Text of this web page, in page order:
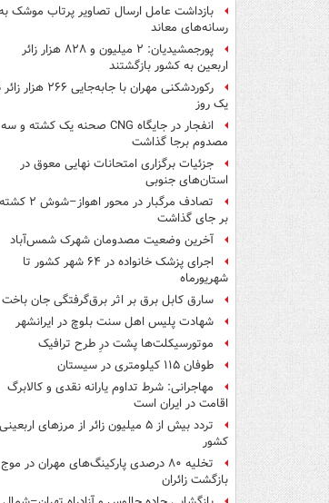
بازداشت عامل ارسال تصاویر پرتاب موشک
رسانه‌های معاند
پورجمشیدیان: ۲ میلیون و ۸۲۸ هزار زائر
اربعین به کشور بازگشتند
رکوردشکنی مهران با جابه‌جایی ۲۶۶
یک روز
انفجار در جایگاه CNG صحنه یک کشته و سه
مصدوم برجا گذاشت
جزئیات برگزاری امتحانات نهایی معوق در
استان‌های جنوبی
تصادف مرگبار در محور اهواز–شوش ۲ کشته
بر جای گذاشت
آخرین وضعیت مصدومان شهرک شمس‌آباد
اجرای پزشک خانواده در ۶۴ شهر کشور تا
شهریورماه
سارق کابل برق بر اثر برق‌گرفتگی جان باخت
شهادت پلیس اهل سنت بلوچ در ایرانشهر
موتورسیکلت‌ها پشت درِ طرح ترافیک
طوفان ۱۱۵ کیلومتری در سیستان
مهاجرانی: شرط تداوم یارانه نقدی و کالابرگ
اقامت در ایران است
تردد بیش از ۵ میلیون زائر از مرزهای اربعینی
کشور
تخلیه ۸۰ درصدی پارکینگ‌های مهران در موج
بازگشت زائران